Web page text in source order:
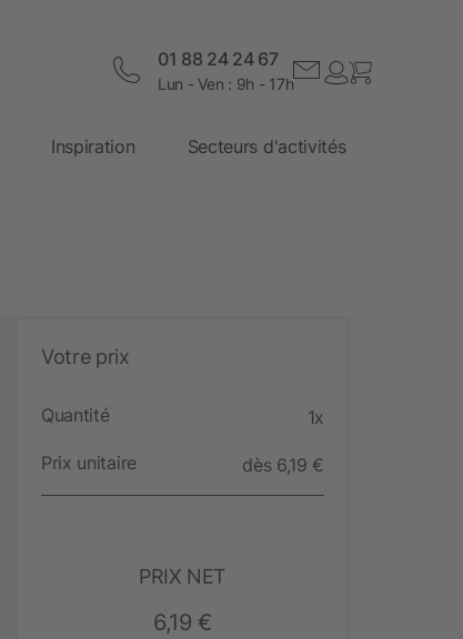
01 88 24 24 67
Lun - Ven : 9h - 17h
Inspiration Secteurs d'activités
Votre prix
Quantité 1x
Prix unitaire dès 6,19 €
PRIX NET
6,19 €